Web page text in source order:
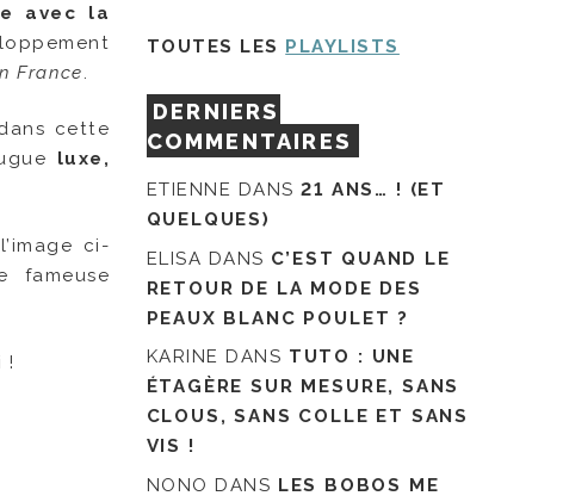
avec la
France
cette
luxe,
ci-
fameuse
!
TOUTES LES PLAYLISTS
DERNIERS
COMMENTAIRES
ETIENNE DANS21 ANS… ! (ET
QUELQUES)
ELISA DANS C’EST QUAND LE
RETOUR DE LA MODE DES
PEAUX BLANC POULET ?
KARINE DANS TUTO : UNE
ÉTAGÈRE SUR MESURE, SANS
CLOUS, SANS COLLE ET SANS
VIS !
NONO DANS LES BOBOS ME